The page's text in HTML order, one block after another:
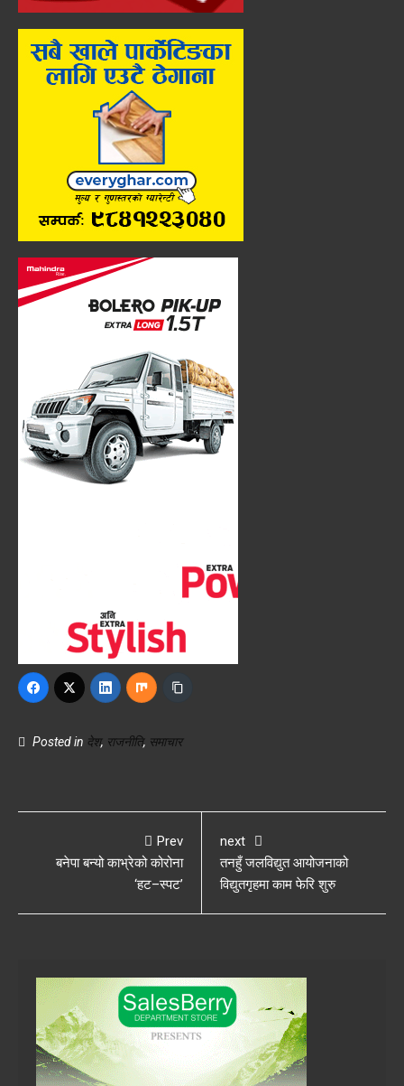
Posted in देश, राजनीति, समाचार
Prev
बनेपा बन्यो काभ्रेको कोरोना
‘हट–स्पट’
next
तनहुँ जलविद्युत आयोजनाको
विद्युतगृहमा काम फेरि शुरु